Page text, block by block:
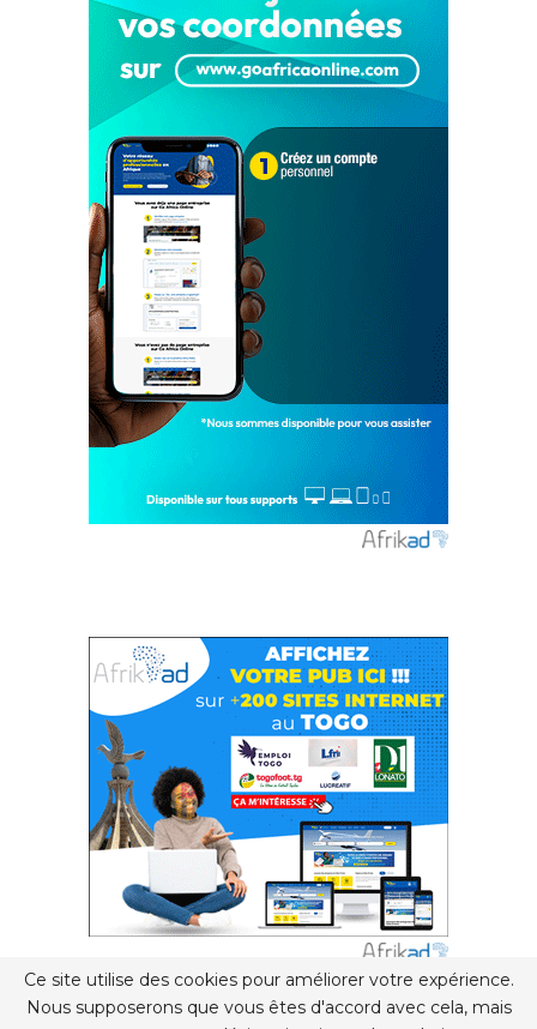
Ce site utilise des cookies pour améliorer votre expérience.
Nous supposerons que vous êtes d'accord avec cela, mais